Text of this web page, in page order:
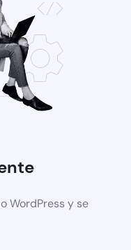
WordPress y se